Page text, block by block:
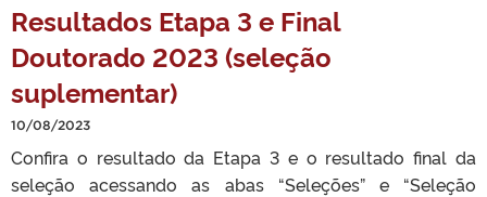
Resultados Etapa 3 e Final
Doutorado 2023 (seleção
suplementar)
10/08/2023
Confira o resultado da Etapa 3 e o resultado final da
seleção acessando as abas “Seleções” e “Seleção